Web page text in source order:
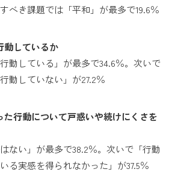
べき課題では「平和」が最多で19.6％
動しているか
動している」が最多で34.6％。次いで
動していない」が27.2％
行動について戸惑いや続けにくさを
ない」が最多で38.2％。次いで「行動
る実感を得られなかった」が37.5％